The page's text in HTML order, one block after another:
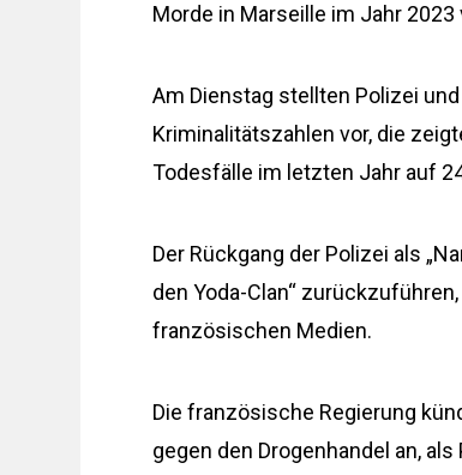
Morde in Marseille im Jahr
Am Dienstag stellten Polizei
Kriminalitätszahlen vor, die
Todesfälle im letzten Jahr auf
Der Rückgang der Polizei als
den Yoda-Clan“
französischen Medien.
Die französische Regierung
gegen den Drogenhandel an,